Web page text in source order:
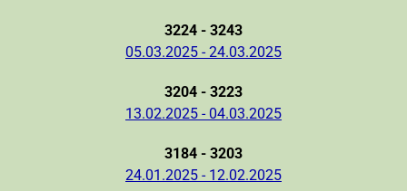
3224 - 3243
05.03.2025 - 24.03.2025
3204 - 3223
13.02.2025 - 04.03.2025
3184 - 3203
24.01.2025 - 12.02.2025